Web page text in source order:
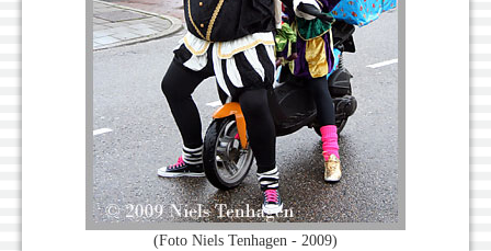
(Foto Niels Tenhagen - 2009)